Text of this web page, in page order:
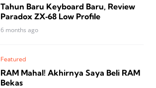
Tahun Baru Keyboard Baru, Review
Paradox ZX‑68 Low Profile
6 months ago
Featured
RAM Mahal! Akhirnya Saya Beli RAM
Bekas